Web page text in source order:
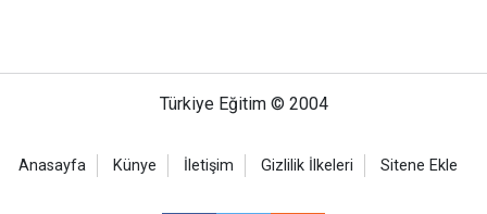
Türkiye Eğitim © 2004
Anasayfa Künye İletişim Gizlilik İlkeleri Sitene Ekle